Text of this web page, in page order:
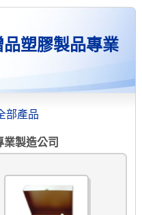
塑膠製品專業
部產品
製造公司